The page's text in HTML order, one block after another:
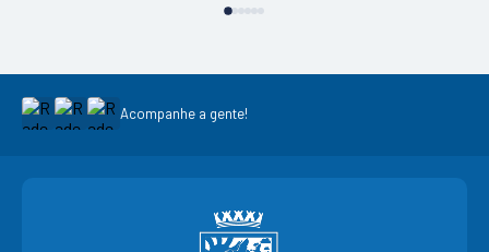
Acompanhe a gente!